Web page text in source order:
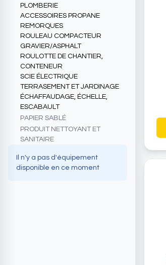
PLOMBERIE
ACCESSOIRES PROPANE
REMORQUES
ROULEAU COMPACTEUR
GRAVIER/ASPHALT
ROULOTTE DE CHANTIER,
CONTENEUR
SCIE ÉLECTRIQUE
TERRASEMENT ET JARDINAGE
ÉCHAFFAUDAGE, ÉCHELLE,
ESCABAULT
PAPIER SABLÉ
PRODUIT NETTOYANT ET
SANITAIRE
Il n'y a pas d'équipement
disponible en ce moment